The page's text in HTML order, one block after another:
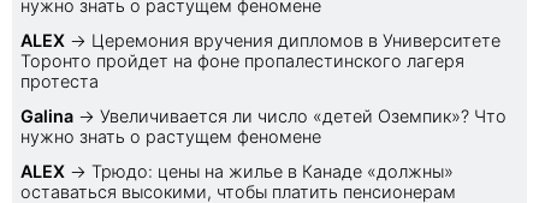
нужно знать о растущем феномене
ALEX → Церемония вручения дипломов в Университете
Торонто пройдет на фоне пропалестинского лагеря
протеста
Galina → Увеличивается ли число «детей Оземпик»? Что
нужно знать о растущем феномене
ALEX → Трюдо: цены на жилье в Канаде «должны»
оставаться высокими, чтобы платить пенсионерам